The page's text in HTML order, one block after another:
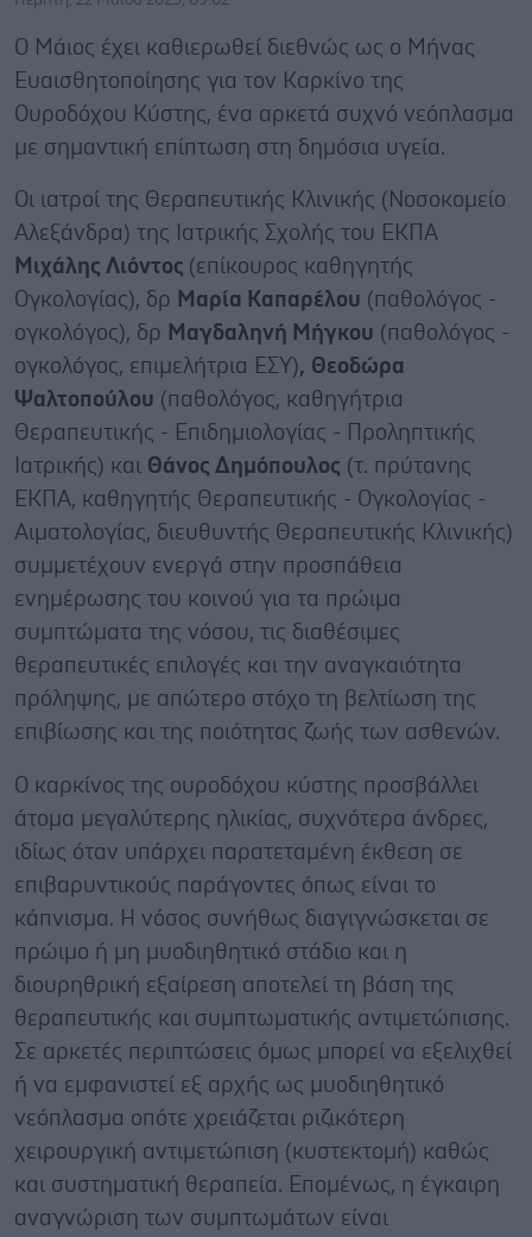
Ο Μάιος έχει καθιερωθεί διεθνώς ως ο Μήνας
Ευαισθητοποίησης για τον Καρκίνο της
Ουροδόχου Κύστης, ένα αρκετά συχνό νεόπλασμα
με σημαντική επίπτωση στη δημόσια υγεία.
Οι ιατροί της Θεραπευτικής Κλινικής (Νοσοκομείο
Αλεξάνδρα) της Ιατρικής Σχολής του ΕΚΠΑ
Μιχάλης Λιόντος (επίκουρος καθηγητής
Ογκολογίας), δρ Μαρία Καπαρέλου (παθολόγος -
ογκολόγος), δρ Μαγδαληνή Μήγκου (παθολόγος -
ογκολόγος, επιμελήτρια ΕΣΥ), Θεοδώρα
Ψαλτοπούλου (παθολόγος, καθηγήτρια
Θεραπευτικής - Επιδημιολογίας - Προληπτικής
Ιατρικής) και Θάνος Δημόπουλος (τ. πρύτανης
ΕΚΠΑ, καθηγητής Θεραπευτικής - Ογκολογίας -
Αιματολογίας, διευθυντής Θεραπευτικής Κλινικής)
συμμετέχουν ενεργά στην προσπάθεια
ενημέρωσης του κοινού για τα πρώιμα
συμπτώματα της νόσου, τις διαθέσιμες
θεραπευτικές επιλογές και την αναγκαιότητα
πρόληψης, με απώτερο στόχο τη βελτίωση της
επιβίωσης και της ποιότητας ζωής των ασθενών.
Ο καρκίνος της ουροδόχου κύστης προσβάλλει
άτομα μεγαλύτερης ηλικίας, συχνότερα άνδρες,
ιδίως όταν υπάρχει παρατεταμένη έκθεση σε
επιβαρυντικούς παράγοντες όπως είναι το
κάπνισμα. Η νόσος συνήθως διαγιγνώσκεται σε
πρώιμο ή μη μυοδιηθητικό στάδιο και η
διουρηθρική εξαίρεση αποτελεί τη βάση της
θεραπευτικής και συμπτωματικής αντιμετώπισης.
Σε αρκετές περιπτώσεις όμως μπορεί να εξελιχθεί
ή να εμφανιστεί εξ αρχής ως μυοδιηθητικό
νεόπλασμα οπότε χρειάζεται ριζικότερη
χειρουργική αντιμετώπιση (κυστεκτομή) καθώς
και συστηματική θεραπεία. Επομένως, η έγκαιρη
αναγνώριση των συμπτωμάτων είναι